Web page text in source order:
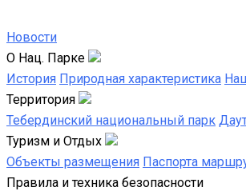
Новости
О Нац. Парке
История Природная характеристика
Территория
Тебердинский национальный парк
Туризм и Отдых
Объекты размещения Паспорта
Правила и техника безопасности